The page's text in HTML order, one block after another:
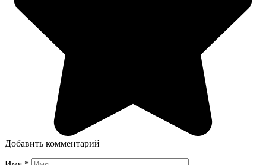
Добавить комментарий